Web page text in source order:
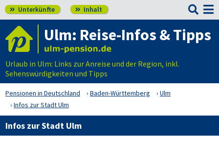
 Unterkünfte  Inhalt 
Ulm: Reise-Infos & Tipps
Urlaub in Ulm: Links zur Anreise und der Region, inkl.
Sehenswürdigkeiten und Tipps
Pensionen in Deutschland Baden-Württemberg
Ulm
Infos zur Stadt Ulm
Infos zur Stadt Ulm